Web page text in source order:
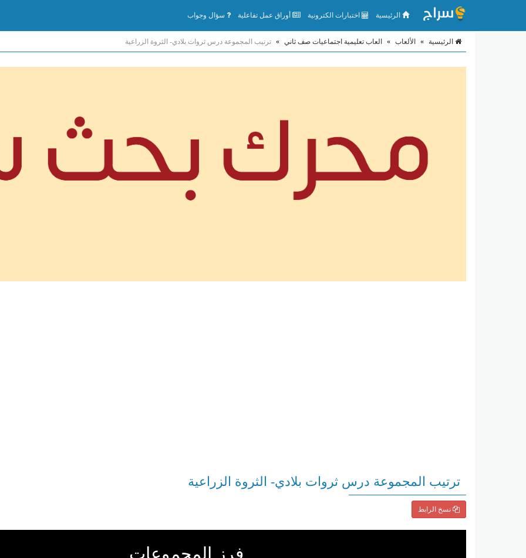
الرئيسية اختبارات الكترونية أوراق عمل تفاعلية سؤال وجواب
الرئيسية » الألعاب » العاب تعليمية اجتماعيات صف ثاني » ترتيب المجموعة درس ثروات بلادي- الثروة الزراعية
ترتيب المجموعة درس ثروات بلادي- الثروة الزراعية
نسخ الرابط